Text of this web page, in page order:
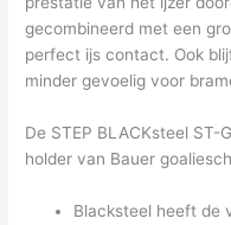
gecombineerd met een
perfect ijs contact. Ook
minder gevoelig voor
De STEP BLACKsteel ST-
holder van Bauer
Blacksteel heeft de